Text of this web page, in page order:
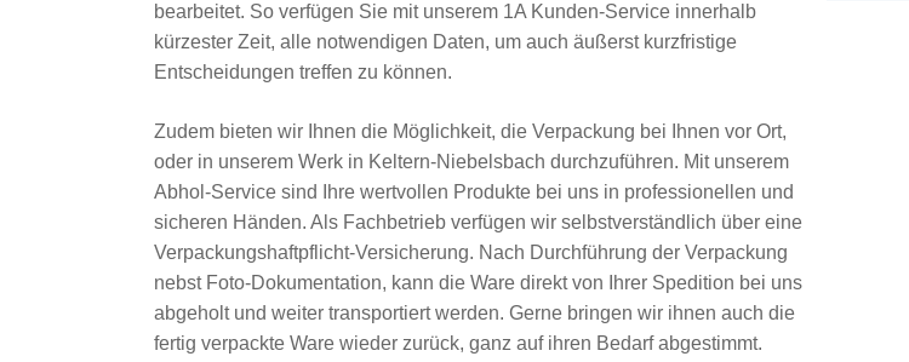
bearbeitet. So verfügen Sie mit unserem 1A Kunden-Service innerhalb
kürzester Zeit, alle notwendigen Daten, um auch äußerst kurzfristige
Entscheidungen treffen zu können.
Zudem bieten wir Ihnen die Möglichkeit, die Verpackung bei Ihnen vor Ort,
oder in unserem Werk in Keltern-Niebelsbach durchzuführen. Mit unserem
Abhol-Service sind Ihre wertvollen Produkte bei uns in professionellen und
sicheren Händen. Als Fachbetrieb verfügen wir selbstverständlich über eine
Verpackungshaftpflicht-Versicherung. Nach Durchführung der Verpackung
nebst Foto-Dokumentation, kann die Ware direkt von Ihrer Spedition bei uns
abgeholt und weiter transportiert werden. Gerne bringen wir ihnen auch die
fertig verpackte Ware wieder zurück, ganz auf ihren Bedarf abgestimmt.